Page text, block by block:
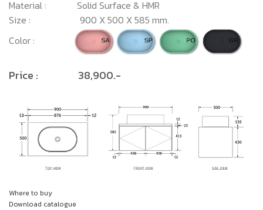
Material : Solid Surface & HMR
Size : 900 X 500 X 585 mm.
Color :
Price : 38,900.-
Where to buy
Download catalogue